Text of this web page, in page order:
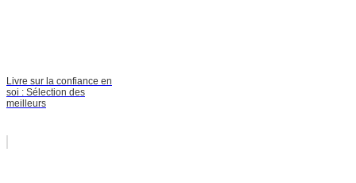
Livre sur la confiance en
soi : Sélection des
meilleurs